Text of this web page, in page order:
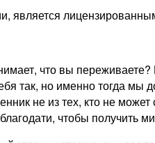
является
что вы
так, но именно тогда
не из тех, кто не
чтобы получить